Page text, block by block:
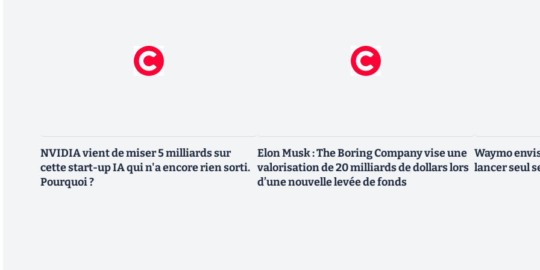
NVIDIA vient de miser 5 milliards sur
cette start-up IA qui n'a encore rien sorti.
Pourquoi ?
Elon Musk : The Boring Company vise une
valorisation de 20 milliards de dollars lors
d’une nouvelle levée de fonds
Waymo
lancer seul